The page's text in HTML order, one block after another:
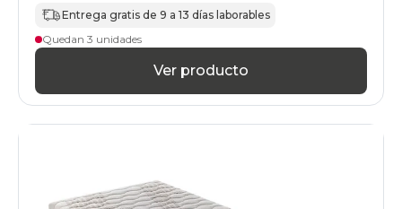
Entrega gratis de 9 a 13 días laborables
Quedan 3 unidades
Ver producto